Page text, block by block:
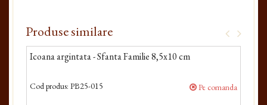
Produse similare
Icoana argintata - Sfanta Familie 8,5x10 cm
Cod produs: PB25-015 Pe comanda